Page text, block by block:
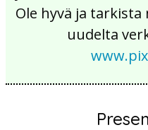
Ole hyvä ja
uudelta